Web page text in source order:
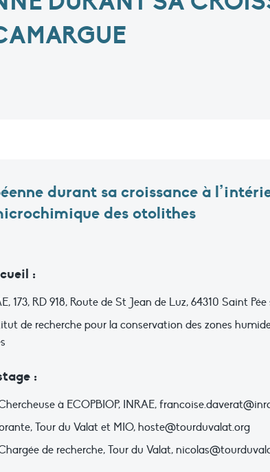
durant sa croissance à
des otolithes
:
173, RD 918, Route de St Jean de Luz, 64310 Saint
de recherche pour la conservation des zones
:
à ECOPBIOP, INRAE,
Tour du Valat et MIO,hoste@tourduvalat.org
de recherche, Tour du Valat,